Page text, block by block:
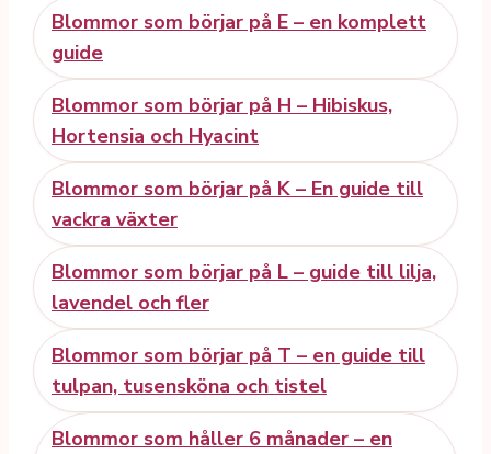
Blommor som börjar på E – en komplett
guide
Blommor som börjar på H – Hibiskus,
Hortensia och Hyacint
Blommor som börjar på K – En guide till
vackra växter
Blommor som börjar på L – guide till lilja,
lavendel och fler
Blommor som börjar på T – en guide till
tulpan, tusensköna och tistel
Blommor som håller 6 månader – en